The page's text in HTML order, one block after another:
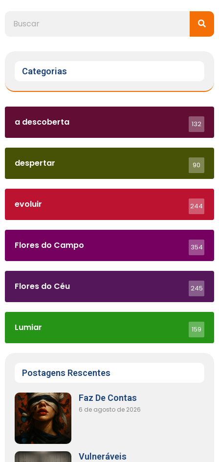
Categorias
a descoberta 132
despertar 90
evoluir 244
Flores do Campo 354
Flores do Céu 245
Lumiar 159
Postagens Rescentes
Faz De Contas
6 de agosto de 2026
Vulneráveis